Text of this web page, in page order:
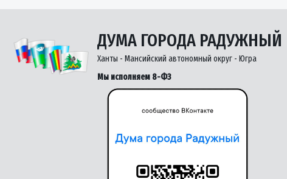
ДУМА ГОРОДА РАДУЖНЫЙ
Ханты - Мансийский автономный округ - Югра
Мы исполняем 8-ФЗ